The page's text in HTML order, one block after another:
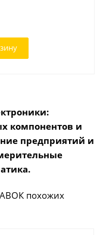
компонентов и
предприятий и
похожих